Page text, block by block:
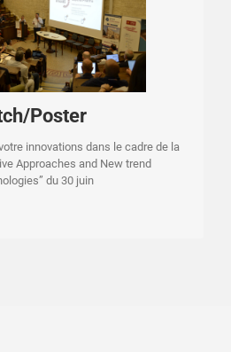
Poster
innovations dans le cadre de la
Approaches and New trend
du 30 juin
et postulez pour présenter votre
ouvert jusqu’au 27 mars 2026.
UN PITCH !